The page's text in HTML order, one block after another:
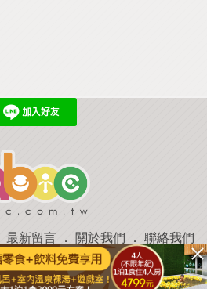
最新留言 ． 關於我們 ． 聯絡我們
．討論區 ．推薦景點． APP下載
服務條款&隱私權政策